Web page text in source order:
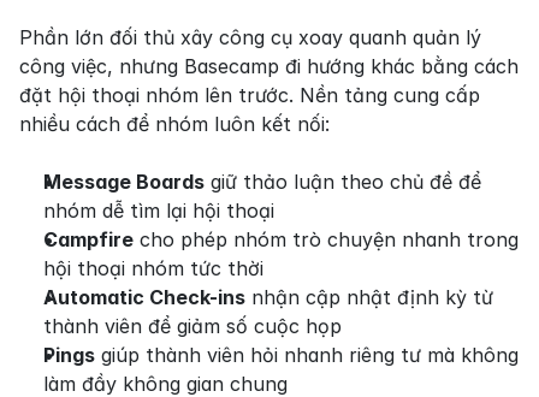
Phần lớn đối thủ xây công cụ xoay quanh quản lý
công việc, nhưng Basecamp đi hướng khác bằng cách
đặt hội thoại nhóm lên trước. Nền tảng cung cấp
nhiều cách để nhóm luôn kết nối:
Message Boards giữ thảo luận theo chủ đề để
nhóm dễ tìm lại hội thoại
Campfire cho phép nhóm trò chuyện nhanh trong
hội thoại nhóm tức thời
Automatic Check-ins nhận cập nhật định kỳ từ
thành viên để giảm số cuộc họp
Pings giúp thành viên hỏi nhanh riêng tư mà không
làm đầy không gian chung